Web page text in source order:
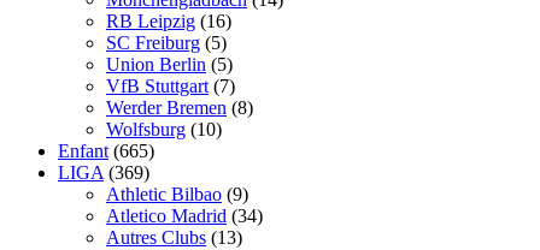
RB Leipzig (16)
SC Freiburg (5)
Union Berlin (5)
VfB Stuttgart (7)
Werder Bremen (8)
Wolfsburg (10)
Enfant (665)
LIGA (369)
Athletic Bilbao (9)
Atletico Madrid (34)
Autres Clubs (13)